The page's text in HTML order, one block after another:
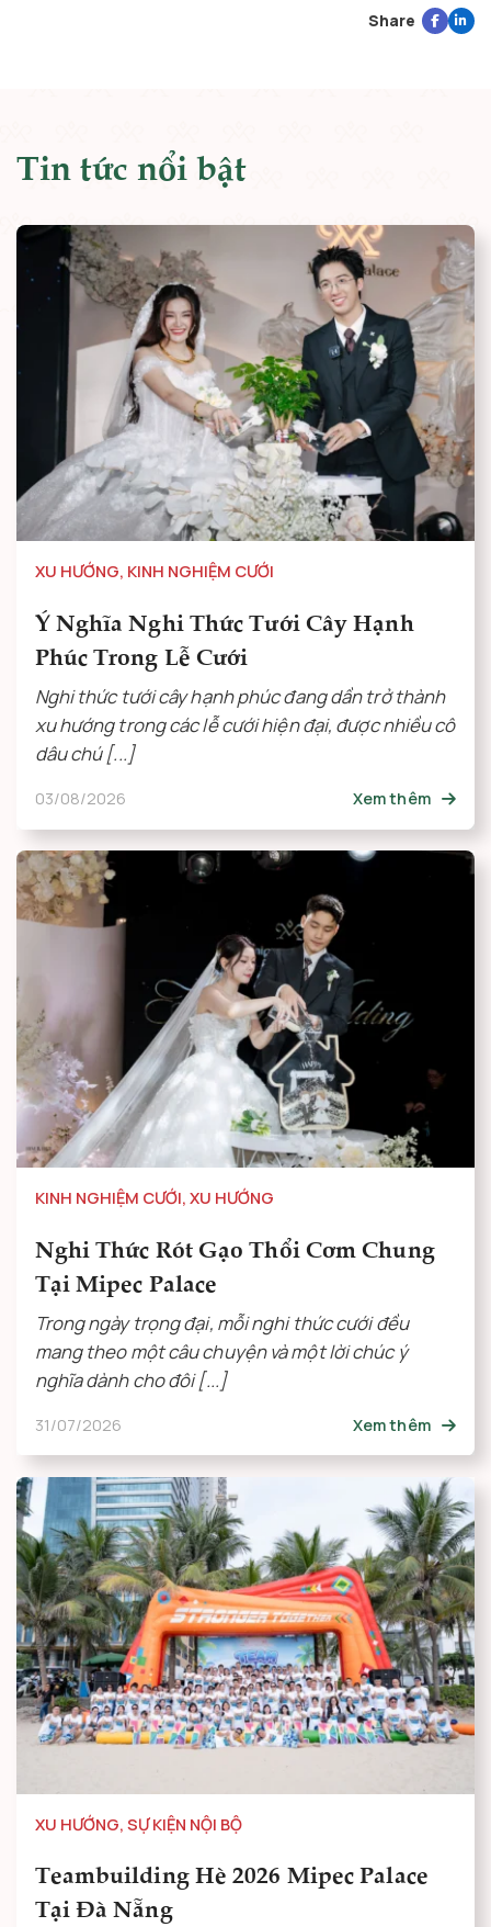
Share
Tin tức nổi bật
XU HƯỚNG, KINH NGHIỆM CƯỚI
Ý Nghĩa Nghi Thức Tưới Cây Hạnh
Phúc Trong Lễ Cưới
Nghi thức tưới cây hạnh phúc đang dần trở thành
xu hướng trong các lễ cưới hiện đại, được nhiều cô
dâu chú [...]
03/08/2026 Xem thêm
KINH NGHIỆM CƯỚI, XU HƯỚNG
Nghi Thức Rót Gạo Thổi Cơm Chung
Tại Mipec Palace
Trong ngày trọng đại, mỗi nghi thức cưới đều
mang theo một câu chuyện và một lời chúc ý
nghĩa dành cho đôi [...]
31/07/2026 Xem thêm
XU HƯỚNG, SỰ KIỆN NỘI BỘ
Teambuilding Hè 2026 Mipec Palace
Tại Đà Nẵng